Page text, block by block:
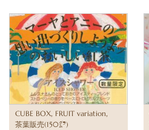
CUBE BOX, FRUIT variation,
茶葉販売(150㌘)